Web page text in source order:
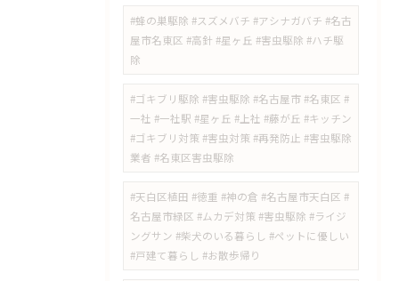
#蜂の巣駆除 #スズメバチ #アシナガバチ #名古
屋市名東区 #高針 #星ヶ丘 #害虫駆除 #ハチ駆
除
#ゴキブリ駆除 #害虫駆除 #名古屋市 #名東区 #
一社 #一社駅 #星ヶ丘 #上社 #藤が丘 #キッチン
#ゴキブリ対策 #害虫対策 #再発防止 #害虫駆除
業者 #名東区害虫駆除
#天白区植田 #徳重 #神の倉 #名古屋市天白区 #
名古屋市緑区 #ムカデ対策 #害虫駆除 #ライジ
ングサン #柴犬のいる暮らし #ペットに優しい
#戸建て暮らし #お散歩帰り